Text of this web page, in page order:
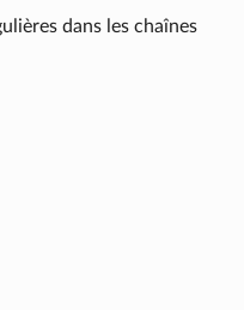
dans les chaînes